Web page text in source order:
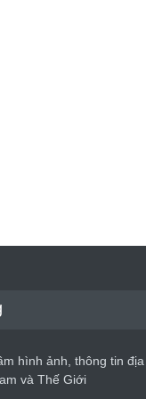
hình ảnh, thông tin địa
và Thế Giới